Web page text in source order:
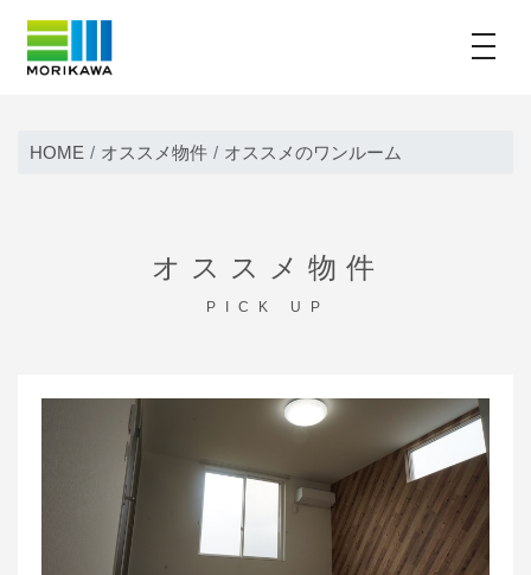
contentHOME オススメ物件 オススメのワンルーム
オススメ物件
PICK UP